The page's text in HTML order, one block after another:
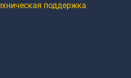
поддержка